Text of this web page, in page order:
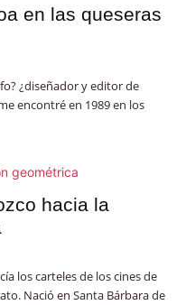
en las queseras
¿diseñador y editor de
encontré en 1989 en los
hacia la
los carteles de los cines de
Nació en Santa Bárbara de